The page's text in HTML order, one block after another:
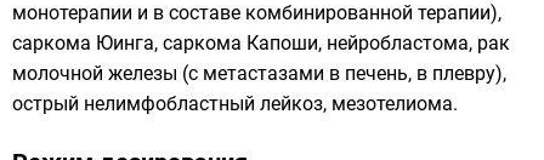
монотерапии и в составе комбинированной терапии),
саркома Юинга, саркома Капоши, нейробластома, рак
молочной железы (с метастазами в печень, в плевру),
острый нелимфобластный лейкоз, мезотелиома.